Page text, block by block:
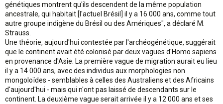
génétiques montrent qu'ils descendent de la même population
ancestrale, qui habitait [l'actuel Brésil] il y a 16 000 ans, comme tout
autre groupe indigène du Brésil ou des Amériques", a déclaré M.
Strauss.
Une théorie, aujourd'hui contestée par l'archéogénétique, suggérait
que le continent avait été colonisé par deux vagues d'Homo sapiens
en provenance d'Asie. La première vague de migration aurait eu lieu
il y a 14 000 ans, avec des individus aux morphologies non
mongoloïdes - semblables à celles des Australiens et des Africains
d'aujourd'hui - mais qui n'ont pas laissé de descendants sur le
continent. La deuxième vague serait arrivée il y a 12 000 ans et ses